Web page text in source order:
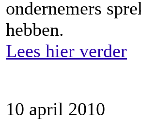
ondernemers
hebben.
Lees hier verder
10 april 2010